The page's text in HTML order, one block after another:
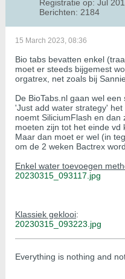
Registratie op: Jul
Berichten: 2184
15 March 2023, 08:36
Bio tabs bevatten enkel
moet er steeds bijgemest
orgatrex, net zoals bij
De BioTabs.nl gaan wel
'Just add water strategy'
noemt SiliciumFlash en dan
moeten zijn tot het einde vd
Maar dan moet er wel (in
om de 2 weken Bactrex
Enkel water toevoegen
20230315_093117.jpg
Klassiek geklooi:
20230315_093223.jpg
​​​​​​Everything is nothing and